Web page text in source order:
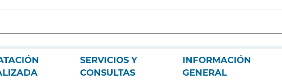
SERVICIOS Y
CONSULTAS
INFORMACIÓN
GENERAL